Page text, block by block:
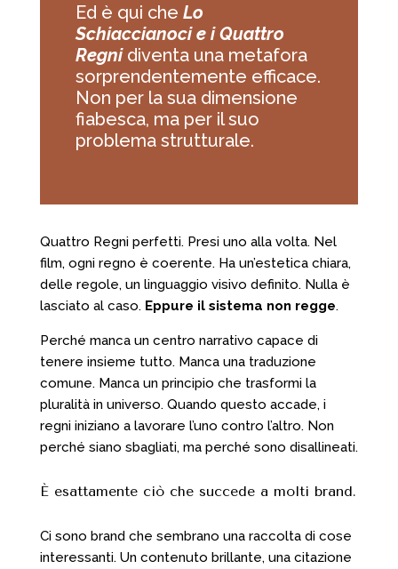
Ed è qui che Lo
Schiaccianoci e i Quattro
Regnidiventa una metafora
sorprendentemente efficace.
Non per la sua dimensione
fiabesca, ma per il suo
problema strutturale.
Quattro Regni perfetti. Presi uno alla volta. Nel
film, ogni regno è coerente. Ha un’estetica chiara,
delle regole, un linguaggio visivo definito. Nulla è
lasciato al caso. Eppure il sistema non regge.
Perché manca un centro narrativo capace di
tenere insieme tutto. Manca una traduzione
comune. Manca un principio che trasformi la
pluralità in universo. Quando questo accade, i
regni iniziano a lavorare l’uno contro l’altro. Non
perché siano sbagliati, ma perché sono disallineati.
È esattamente ciò che succede a molti brand.
Ci sono brand che sembrano una raccolta di cose
interessanti. Un contenuto brillante, una citazione